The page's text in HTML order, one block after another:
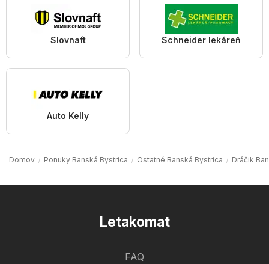
Slovnaft Schneider lekáreň
Auto Kelly
Domov Ponuky Banská Bystrica Ostatné Banská Bystrica Dráčik
Letakomat
FAQ